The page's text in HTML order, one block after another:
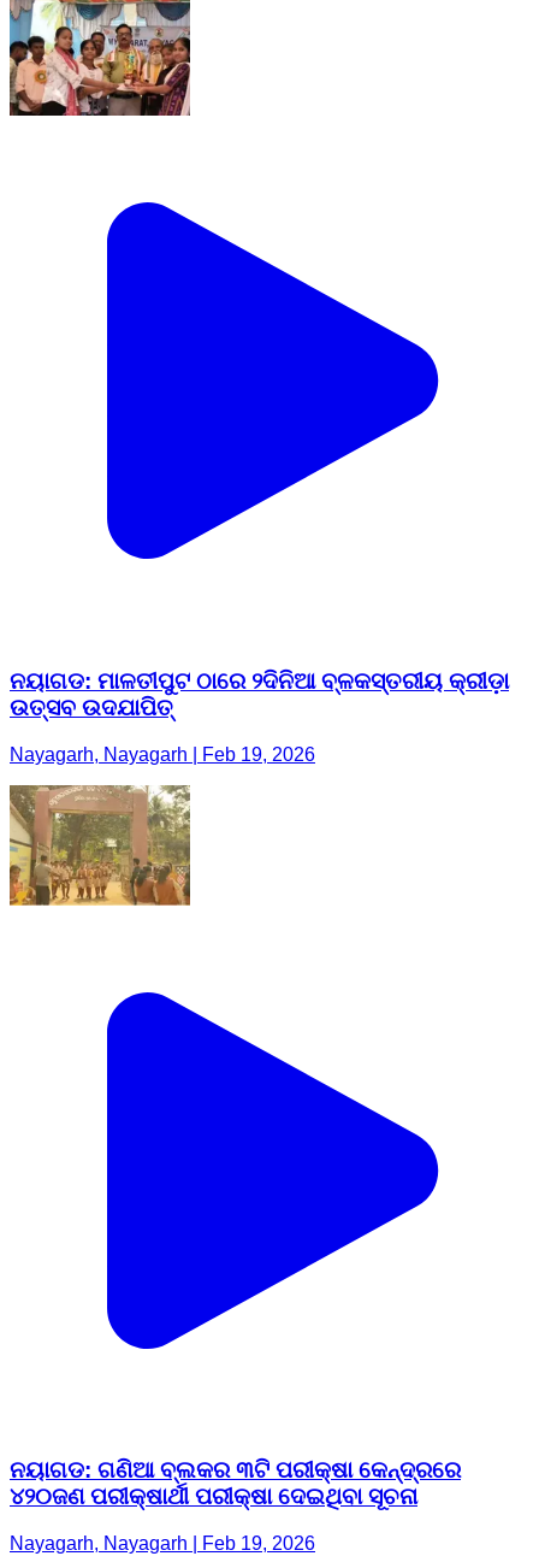
ନୟାଗଡ: ମାଳତୀପୁଟ ଠାରେ ୨ଦିନିଆ ବ୍ଳକସ୍ତରୀୟ କ୍ରୀଡ଼ା
ଉତ୍ସବ ଉଦଯାପିତ୍‌
Nayagarh, Nayagarh | Feb 19, 2026
ନୟାଗଡ: ଗଣିଆ ବ୍ଲକର ୩ଟି ପରୀକ୍ଷା କେନ୍ଦ୍ରରେ
୪୨୦ଜଣ ପରୀକ୍ଷାର୍ଥୀ ପରୀକ୍ଷା ଦେଇଥିବା ସୂଚନା
Nayagarh, Nayagarh | Feb 19, 2026